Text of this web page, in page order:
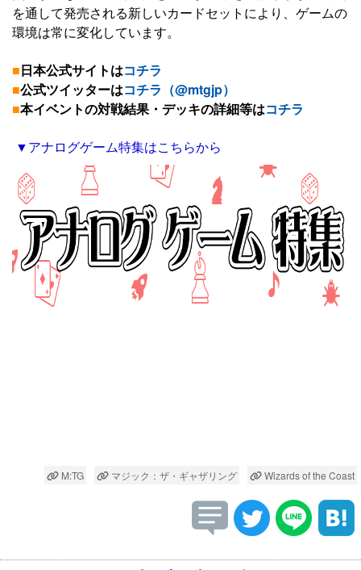
を通して発売される新しいカードセットにより、ゲームの
環境は常に変化しています。
■日本公式サイトはコチラ
■公式ツイッターはコチラ（@mtgjp）
■本イベントの対戦結果・デッキの詳細等はコチラ
▼アナログゲーム特集はこちらから
M:TG マジック：ザ・ギャザリング Wizards of the Coast